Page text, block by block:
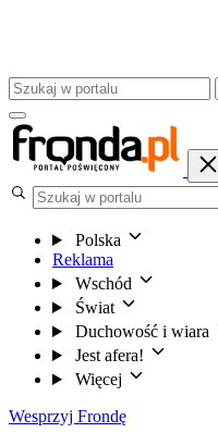
Polska
Reklama
Wschód
Świat
Duchowość i wiara
Jest afera!
Więcej
Wesprzyj Frondę